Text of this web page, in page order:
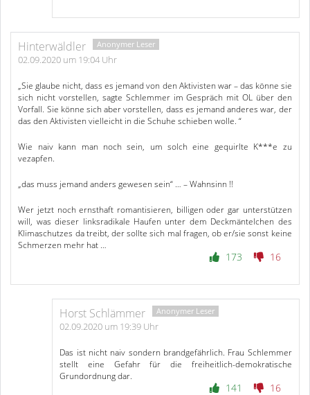
Hinterwäldler
02.09.2020 um 19:04 Uhr
„Sie glaube nicht, dass es jemand von den Aktivisten war – das könne sie
sich nicht vorstellen, sagte Schlemmer im Gespräch mit OL über den
Vorfall. Sie könne sich aber vorstellen, dass es jemand anderes war, der
das den Aktivisten vielleicht in die Schuhe schieben wolle. “
Wie naiv kann man noch sein, um solch eine gequirlte K***e zu
vezapfen.
„das muss jemand anders gewesen sein“ … – Wahnsinn !!
Wer jetzt noch ernsthaft romantisieren, billigen oder gar unterstützen
will, was dieser linksradikale Haufen unter dem Deckmäntelchen des
Klimaschutzes da treibt, der sollte sich mal fragen, ob er/sie sonst keine
Schmerzen mehr hat …
173 16
Horst Schlämmer
02.09.2020 um 19:39 Uhr
Das ist nicht naiv sondern brandgefährlich. Frau Schlemmer
stellt eine Gefahr für die freiheitlich-demokratische
Grundordnung dar.
141 16